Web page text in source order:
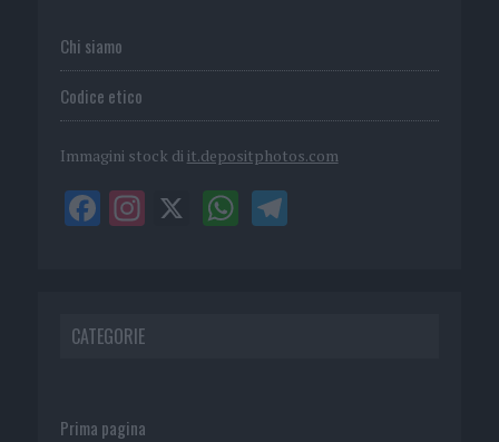
Chi siamo
Codice etico
Immagini stock di it.depositphotos.com
CATEGORIE
Prima pagina